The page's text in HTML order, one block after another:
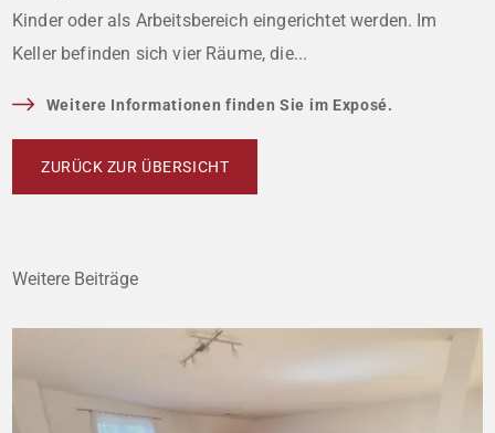
Kinder oder als Arbeitsbereich eingerichtet werden. Im
Keller befinden sich vier Räume, die...
Weitere Informationen finden Sie im Exposé.
ZURÜCK ZUR ÜBERSICHT
Weitere Beiträge